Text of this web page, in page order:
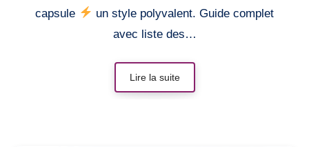
capsule
un style polyvalent. Guide complet
avec liste des…
Lire la suite